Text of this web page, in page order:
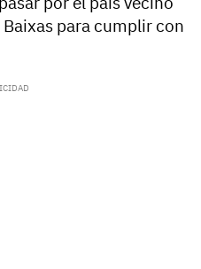
para cumplir con